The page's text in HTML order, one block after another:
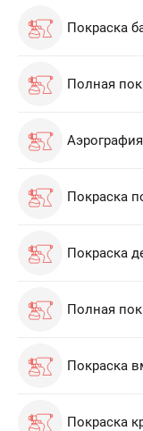
Покраска
Полная
Покраска
Покраска
Полная
Покраска
Покраска